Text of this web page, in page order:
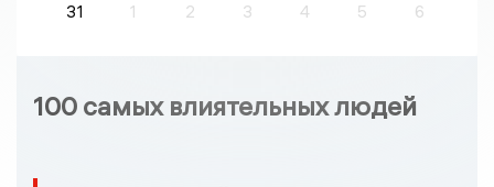
31
1 2 3 4 5 6
100 самых влиятельных людей